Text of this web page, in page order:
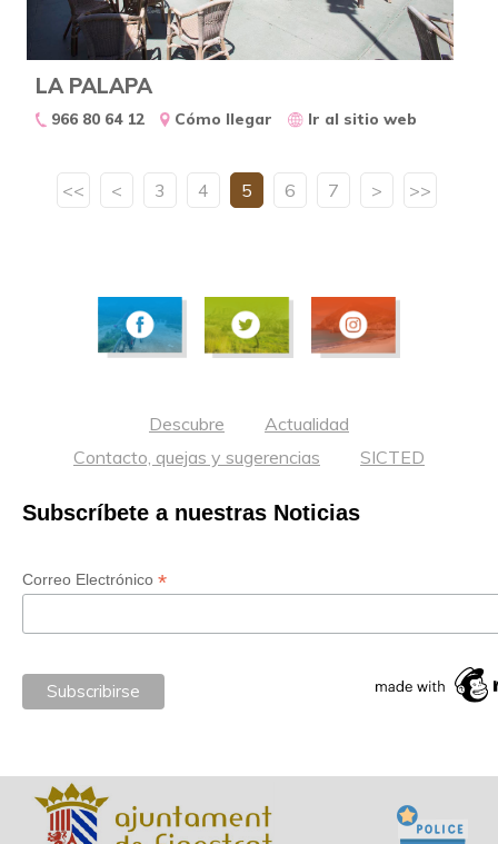
LA PALAPA
966 80 64 12 Cómo llegar Ir al sitio web
<< < 3 4 5 6 7 > >>
Descubre
Actualidad
Contacto, quejas y sugerencias
SICTED
Subscríbete a nuestras Noticias
Correo Electrónico *